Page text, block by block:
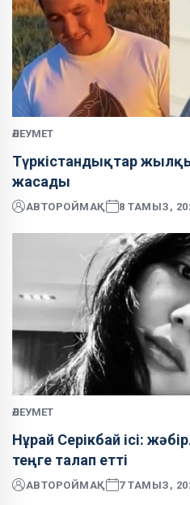
ӘЛЕУМЕТ
Түркістандықтар
жасады
АВТОРОЙМАҚ 8 ТАМЫЗ,
ӘЛЕУМЕТ
Нұрай Серікбай ісі:
теңге талап етті
АВТОРОЙМАҚ 7 ТАМЫЗ,